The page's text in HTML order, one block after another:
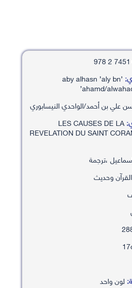
’aby alhasn ’aly bn
’ahamd/
علي بن أحمد/الواحدي النيسابوري
LES CAUSES DE LA
REVELATION DU SAINT
،ترجمة
وحديث
لون واحد